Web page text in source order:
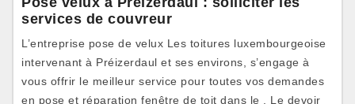
services de couvreur
L’entreprise pose de velux Les toitures luxembourgeoise
intervenant à Préizerdaul et ses environs, s’engage à
vous offrir le meilleur service pour toutes vos demandes
en pose et réparation fenêtre de toit dans le . Le devoir